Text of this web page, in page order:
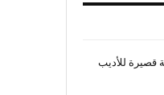
قصيرة للأديب